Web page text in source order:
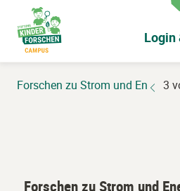
Hauptinhalt
wechseln
Login
Forschen zu Strom und Energie
3
Forschen zu Strom und